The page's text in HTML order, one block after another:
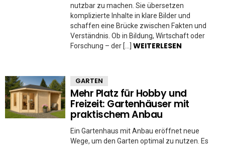
nutzbar zu machen. Sie übersetzen
komplizierte Inhalte in klare Bilder und
schaffen eine Brücke zwischen Fakten und
Verständnis. Ob in Bildung, Wirtschaft oder
Forschung – der […] WEITERLESEN
GARTEN
Mehr Platz für Hobby und
Freizeit: Gartenhäuser mit
praktischem Anbau
Ein Gartenhaus mit Anbau eröffnet neue
Wege, um den Garten optimal zu nutzen. Es